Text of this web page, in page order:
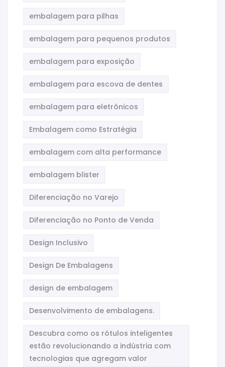
embalagem para pilhas
embalagem para pequenos produtos
embalagem para exposição
embalagem para escova de dentes
embalagem para eletrônicos
Embalagem como Estratégia
embalagem com alta performance
embalagem blister
Diferenciação no Varejo
Diferenciação no Ponto de Venda
Design Inclusivo
Design De Embalagens
design de embalagem
Desenvolvimento de embalagens.
Descubra como os rótulos inteligentes
estão revolucionando a indústria com
tecnologias que agregam valor